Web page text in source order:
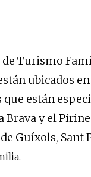
Turismo
ubicados
están
y el
Guíxols, Sant